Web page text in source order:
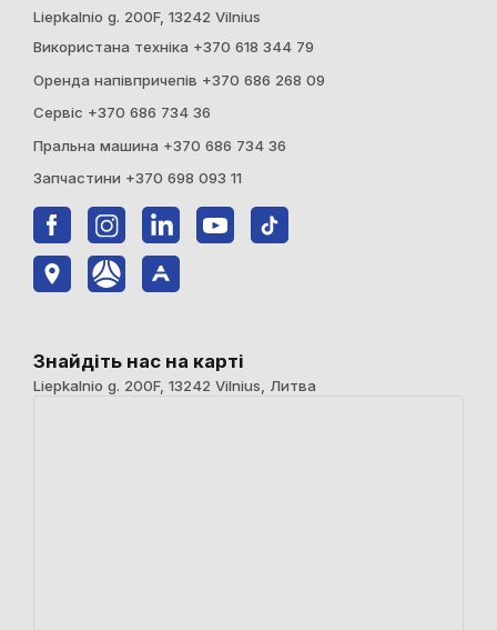
Liepkalnio g. 200F, 13242 Vilnius
Використана техніка +370 618 344 79
Оренда напівпричепів +370 686 268 09
Сервіс +370 686 734 36
Пральна машина +370 686 734 36
Запчастини +370 698 093 11
Знайдіть нас на карті
Liepkalnio g. 200F, 13242 Vilnius, Литва